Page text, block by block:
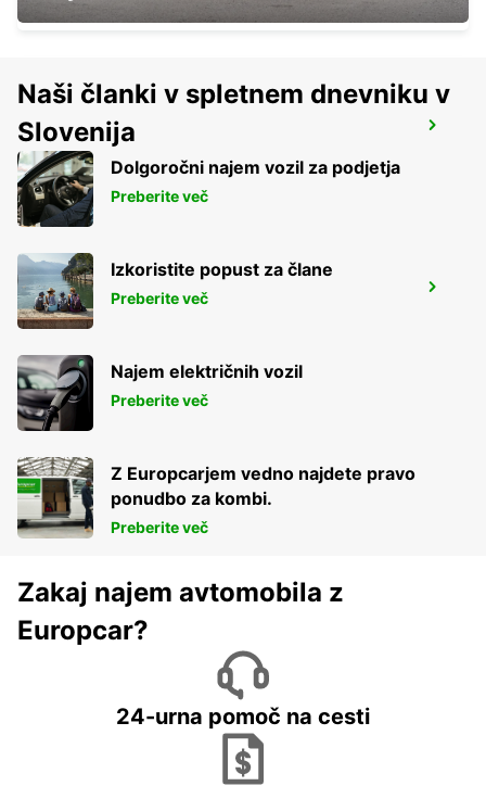
PALERMO RAILWAY STATION (SICILY)
PALERMO - ITALY
LAMEZIA AIRPORT
LAMEZIA TERME - ITALY
Naši članki v spletnem dnevniku v
Slovenija
Dolgoročni najem vozil za podjetja
Preberite več
Izkoristite popust za člane
Preberite več
Najem električnih vozil
Preberite več
Z Europcarjem vedno najdete pravo
ponudbo za kombi.
Preberite več
Zakaj najem avtomobila z
Europcar?
24-urna pomoč na cesti